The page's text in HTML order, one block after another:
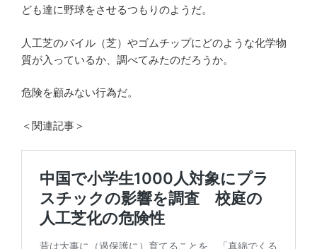
ども達に野球をさせるつもりのようだ。
人工芝のパイル（芝）やゴムチップにどのような化学物
質が入っているか、調べてみたのだろうか。
危険を顧みない行為だ。
＜関連記事＞